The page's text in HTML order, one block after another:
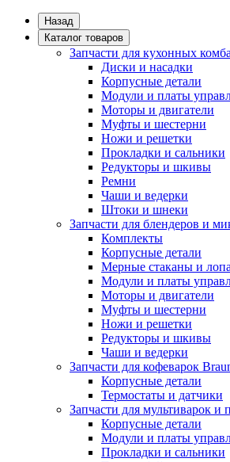
Назад
Каталог товаров
Запчасти для кухонных
Диски и насадки
Корпусные детали
Модули и платы
Моторы и двигатели
Муфты и шестерни
Ножи и решетки
Прокладки и сальники
Редукторы и шкивы
Ремни
Чаши и ведерки
Штоки и шнеки
Запчасти для блендеров и
Комплекты
Корпусные детали
Мерные стаканы и
Модули и платы
Моторы и двигатели
Муфты и шестерни
Ножи и решетки
Редукторы и шкивы
Чаши и ведерки
Запчасти для кофеварок
Корпусные детали
Термостаты и датчики
Запчасти для мультиварок и
Корпусные детали
Модули и платы
Прокладки и сальники